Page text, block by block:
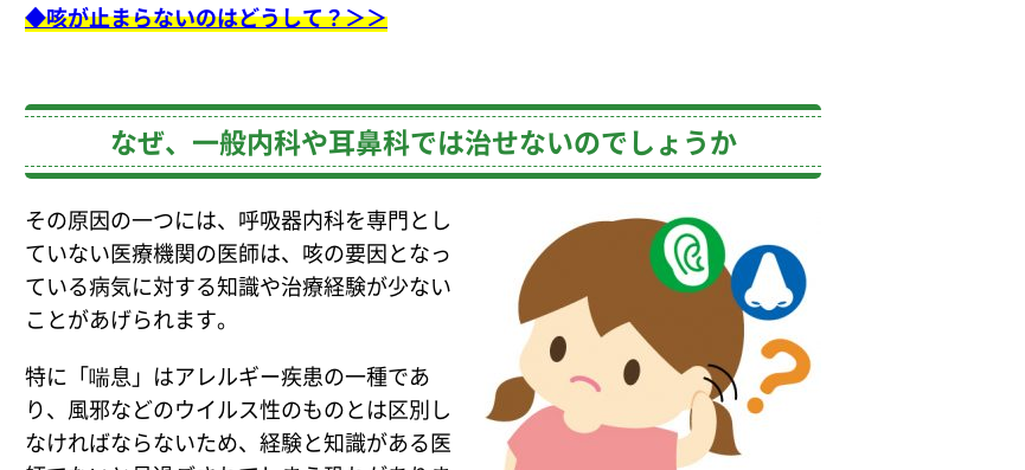
◆咳が止まらないのはどうして？＞＞
なぜ、一般内科や耳鼻科では治せないのでしょうか
その原因の一つには、呼吸器内科を専門とし
ていない医療機関の医師は、咳の要因となっ
ている病気に対する知識や治療経験が少ない
ことがあげられます。
特に「喘息」はアレルギー疾患の一種であ
り、風邪などのウイルス性のものとは区別し
なければならないため、経験と知識がある医